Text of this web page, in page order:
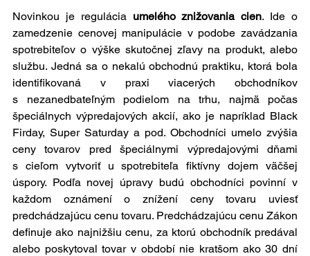
Novinkou je regulácia umelého znižovania cien. Ide o
zamedzenie cenovej manipulácie v podobe zavádzania
spotrebiteľov o výške skutočnej zľavy na produkt, alebo
službu. Jedná sa o nekalú obchodnú praktiku, ktorá bola
identifikovaná v praxi viacerých obchodníkov
s nezanedbateľným podielom na trhu, najmä počas
špeciálnych výpredajových akcií, ako je napríklad Black
Firday, Super Saturday a pod. Obchodníci umelo zvýšia
ceny tovarov pred špeciálnymi výpredajovými dňami
s cieľom vytvoriť u spotrebiteľa fiktívny dojem väčšej
úspory. Podľa novej úpravy budú obchodníci povinní v
každom oznámení o znížení ceny tovaru uviesť
predchádzajúcu cenu tovaru. Predchádzajúcu cenu Zákon
definuje ako najnižšiu cenu, za ktorú obchodník predával
alebo poskytoval tovar v období nie kratšom ako 30 dní